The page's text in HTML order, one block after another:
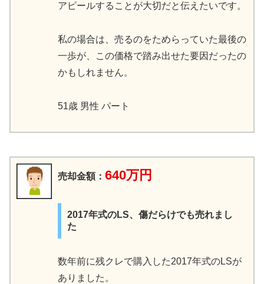
アピールすることが大切だと伝えたいです。
私の場合は、売るのをためらっていた最後の
一歩が、この価格で踏み出せた要因だったの
かもしれません。
51歳 男性 パート
売却金額： 640万円
2017年式のLS、傷だらけでも売れまし
た
数年前に残クレで購入した2017年式のLSが
ありました。